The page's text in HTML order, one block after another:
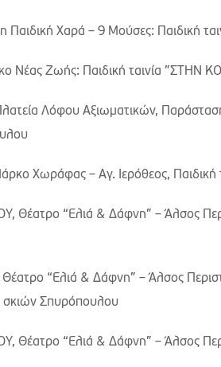
Χαρά – 9 Μούσες: Παιδική
Νέας Ζωής: Παιδική ταινία
Λόφου Αξιωματικών,
Χωράφας – Αγ. Ιερόθεος,
Θέατρο “Ελιά & Δάφνη” – Άλσος
“Ελιά & Δάφνη” – Άλσος
σκιών Σπυρόπουλου
Θέατρο “Ελιά & Δάφνη” – Άλσος